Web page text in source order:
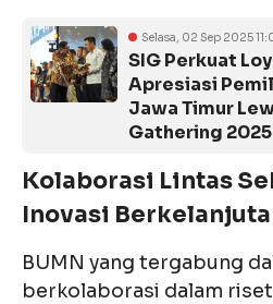
Selasa, 02 Sep 2025
SIG Perkuat
Apresiasi
Jawa Timur
Gathering 2025
Kolaborasi Lintas
Inovasi
BUMN yang tergabung
berkolaborasi dalam